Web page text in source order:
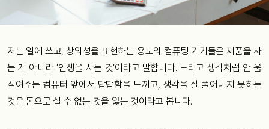
저는 일에 쓰고, 창의성을 표현하는 용도의 컴퓨팅 기기들은 제품을 사
는 게 아니라 ’인생을 사는 것’이라고 말합니다. 느리고 생각처럼 안 움
직여주는 컴퓨터 앞에서 답답함을 느끼고, 생각을 잘 풀어내지 못하는
것은 돈으로 살 수 없는 것을 잃는 것이라고 봅니다.